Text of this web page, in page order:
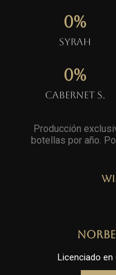
Syrah
0%
Cabernet S.
0%
Producción
botellas por año.
Licenciado